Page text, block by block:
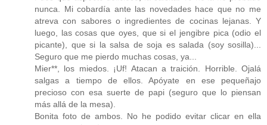
nunca. Mi cobardía ante las novedades hace que no me
atreva con sabores o ingredientes de cocinas lejanas. Y
luego, las cosas que oyes, que si el jengibre pica (odio el
picante), que si la salsa de soja es salada (soy sosilla)...
Seguro que me pierdo muchas cosas, ya...
Mier**, los miedos. ¡Uf! Atacan a traición. Horrible. Ojalá
salgas a tiempo de ellos. Apóyate en ese pequeñajo
precioso con esa suerte de papi (seguro que lo piensan
más allá de la mesa).
Bonita foto de ambos. No he podido evitar clicar en ella